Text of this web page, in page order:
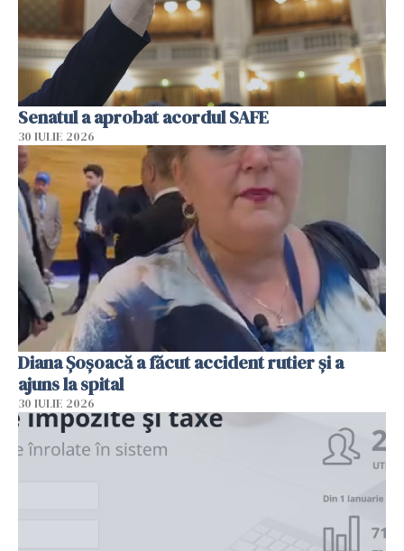
Senatul a aprobat acordul SAFE
30 IULIE 2026
Diana Șoșoacă a făcut accident rutier și a
ajuns la spital
30 IULIE 2026